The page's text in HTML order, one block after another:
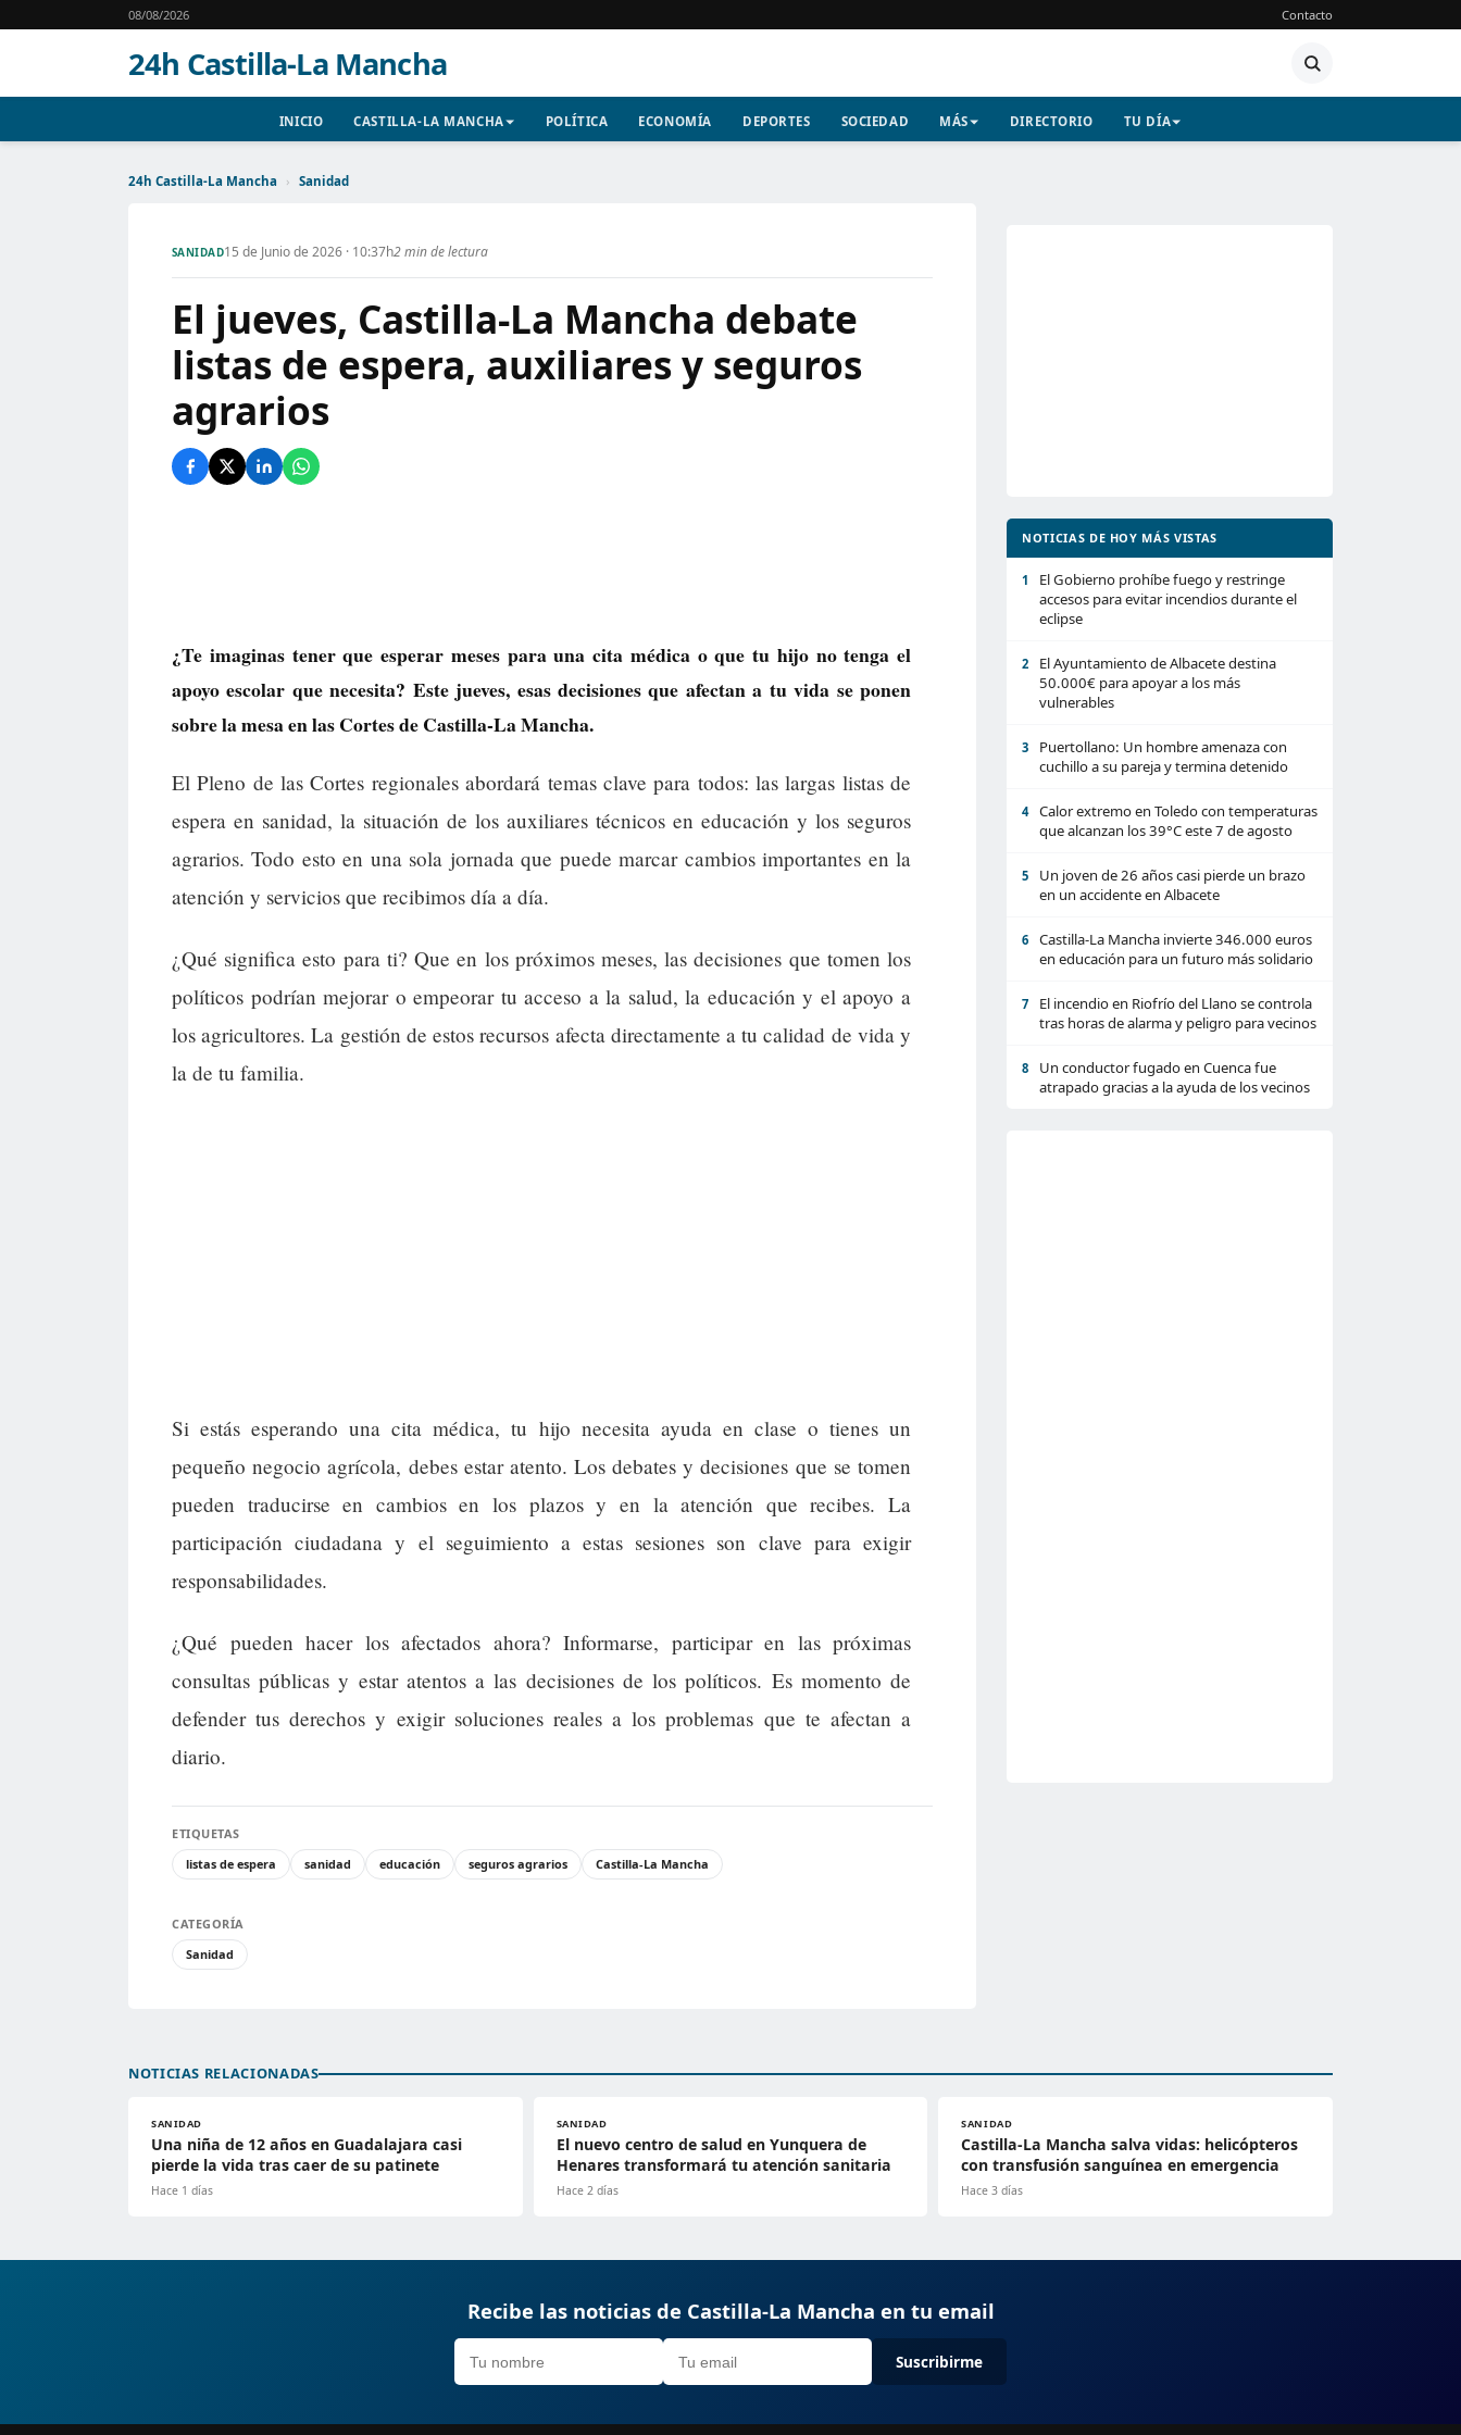
08/08/2026 Contacto
24h Castilla-La Mancha
INICIO CASTILLA-LA MANCHA POLÍTICA ECONOMÍA DEPORTES SOCIEDAD MÁS DIRECTORIO TU DÍA
24h Castilla-La Mancha › Sanidad
SANIDAD15 de Junio de 2026 · 10:37h2 min de lectura
El jueves, Castilla-La Mancha debate
listas de espera, auxiliares y seguros
agrarios
¿Te imaginas tener que esperar meses para una cita médica o que tu hijo no tenga el
apoyo escolar que necesita? Este jueves, esas decisiones que afectan a tu vida se ponen
sobre la mesa en las Cortes de Castilla-La Mancha.
El Pleno de las Cortes regionales abordará temas clave para todos: las largas listas de
espera en sanidad, la situación de los auxiliares técnicos en educación y los seguros
agrarios. Todo esto en una sola jornada que puede marcar cambios importantes en la
atención y servicios que recibimos día a día.
¿Qué significa esto para ti? Que en los próximos meses, las decisiones que tomen los
políticos podrían mejorar o empeorar tu acceso a la salud, la educación y el apoyo a
los agricultores. La gestión de estos recursos afecta directamente a tu calidad de vida y
la de tu familia.
Si estás esperando una cita médica, tu hijo necesita ayuda en clase o tienes un
pequeño negocio agrícola, debes estar atento. Los debates y decisiones que se tomen
pueden traducirse en cambios en los plazos y en la atención que recibes. La
participación ciudadana y el seguimiento a estas sesiones son clave para exigir
responsabilidades.
¿Qué pueden hacer los afectados ahora? Informarse, participar en las próximas
consultas públicas y estar atentos a las decisiones de los políticos. Es momento de
defender tus derechos y exigir soluciones reales a los problemas que te afectan a
diario.
ETIQUETAS
listas de espera
sanidad educación seguros agrarios Castilla-La Mancha
CATEGORÍA
Sanidad
NOTICIAS DE HOY MÁS VISTAS
1
El Gobierno prohíbe fuego y restringe
accesos para evitar incendios durante el
eclipse
2
El Ayuntamiento de Albacete destina
50.000€ para apoyar a los más
vulnerables
3
Puertollano: Un hombre amenaza con
cuchillo a su pareja y termina detenido
4
Calor extremo en Toledo con temperaturas
que alcanzan los 39°C este 7 de agosto
5
Un joven de 26 años casi pierde un brazo
en un accidente en Albacete
6
Castilla-La Mancha invierte 346.000 euros
en educación para un futuro más solidario
7
El incendio en Riofrío del Llano se controla
tras horas de alarma y peligro para vecinos
8
Un conductor fugado en Cuenca fue
atrapado gracias a la ayuda de los vecinos
NOTICIAS RELACIONADAS
SANIDAD
Una niña de 12 años en Guadalajara casi
pierde la vida tras caer de su patinete
Hace 1 días
SANIDAD
El nuevo centro de salud en Yunquera de
Henares transformará tu atención sanitaria
Hace 2 días
SANIDAD
Castilla-La Mancha salva vidas: helicópteros
con transfusión sanguínea en emergencia
Hace 3 días
Recibe las noticias de Castilla-La Mancha en tu email
Suscribirme